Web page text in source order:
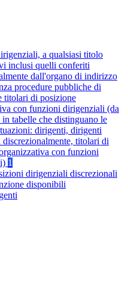
a qualsiasi titolo
inclusi quelli conferiti
dall'organo di indirizzo
procedure pubbliche di
titolari di posizione
con funzioni dirigenziali (da
tabelle che distinguano le
dirigenti, dirigenti
titolari di
con funzioni
1
dirigenziali discrezionali
disponibili